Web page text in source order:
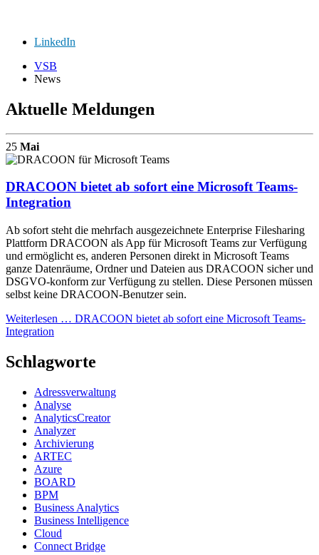
LinkedIn
VSB
News
Aktuelle Meldungen
25 Mai
DRACOON bietet ab sofort eine Microsoft Teams-
Integration
Ab sofort steht die mehrfach ausgezeichnete Enterprise Filesharing
Plattform DRACOON als App für Microsoft Teams zur Verfügung
und ermöglicht es, anderen Personen direkt in Microsoft Teams
ganze Datenräume, Ordner und Dateien aus DRACOON sicher und
DSGVO-konform zur Verfügung zu stellen. Diese Personen müssen
selbst keine DRACOON-Benutzer sein.
Weiterlesen … DRACOON bietet ab sofort eine Microsoft Teams-
Integration
Schlagworte
Adressverwaltung
Analyse
AnalyticsCreator
Analyzer
Archivierung
ARTEC
Azure
BOARD
BPM
Business Analytics
Business Intelligence
Cloud
Connect Bridge